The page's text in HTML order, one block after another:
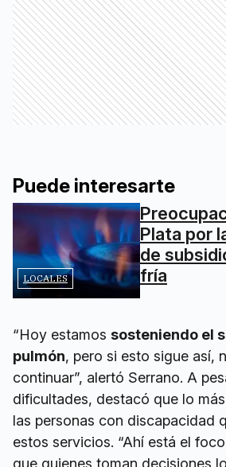
Puede interesarte
LOCALES
Plata por
de
fría
“Hoy estamos sosteniendo el
pulmón, pero si esto sigue así,
continuar”, alertó Serrano. A
dificultades, destacó que lo
las personas con discapacidad
estos servicios. “Ahí está el
que quienes toman decisiones